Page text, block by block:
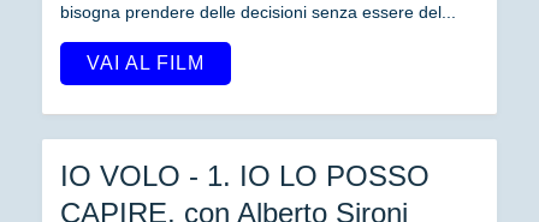
bisogna prendere delle decisioni senza essere del...
VAI AL FILM
IO VOLO - 1. IO LO POSSO
CAPIRE, con Alberto Sironi